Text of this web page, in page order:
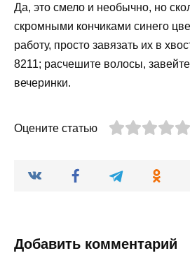
Да, это смело и необычно, но
скромными кончиками синего
работу, просто завязать их в
8211; расчешите волосы,
вечеринки.
Оцените статью
Добавить комментарий